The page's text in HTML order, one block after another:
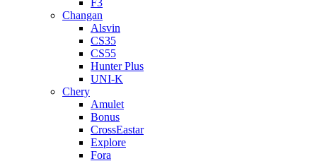
F3
Changan
Alsvin
CS35
CS55
Hunter Plus
UNI-K
Chery
Amulet
Bonus
CrossEastar
Explore
Fora